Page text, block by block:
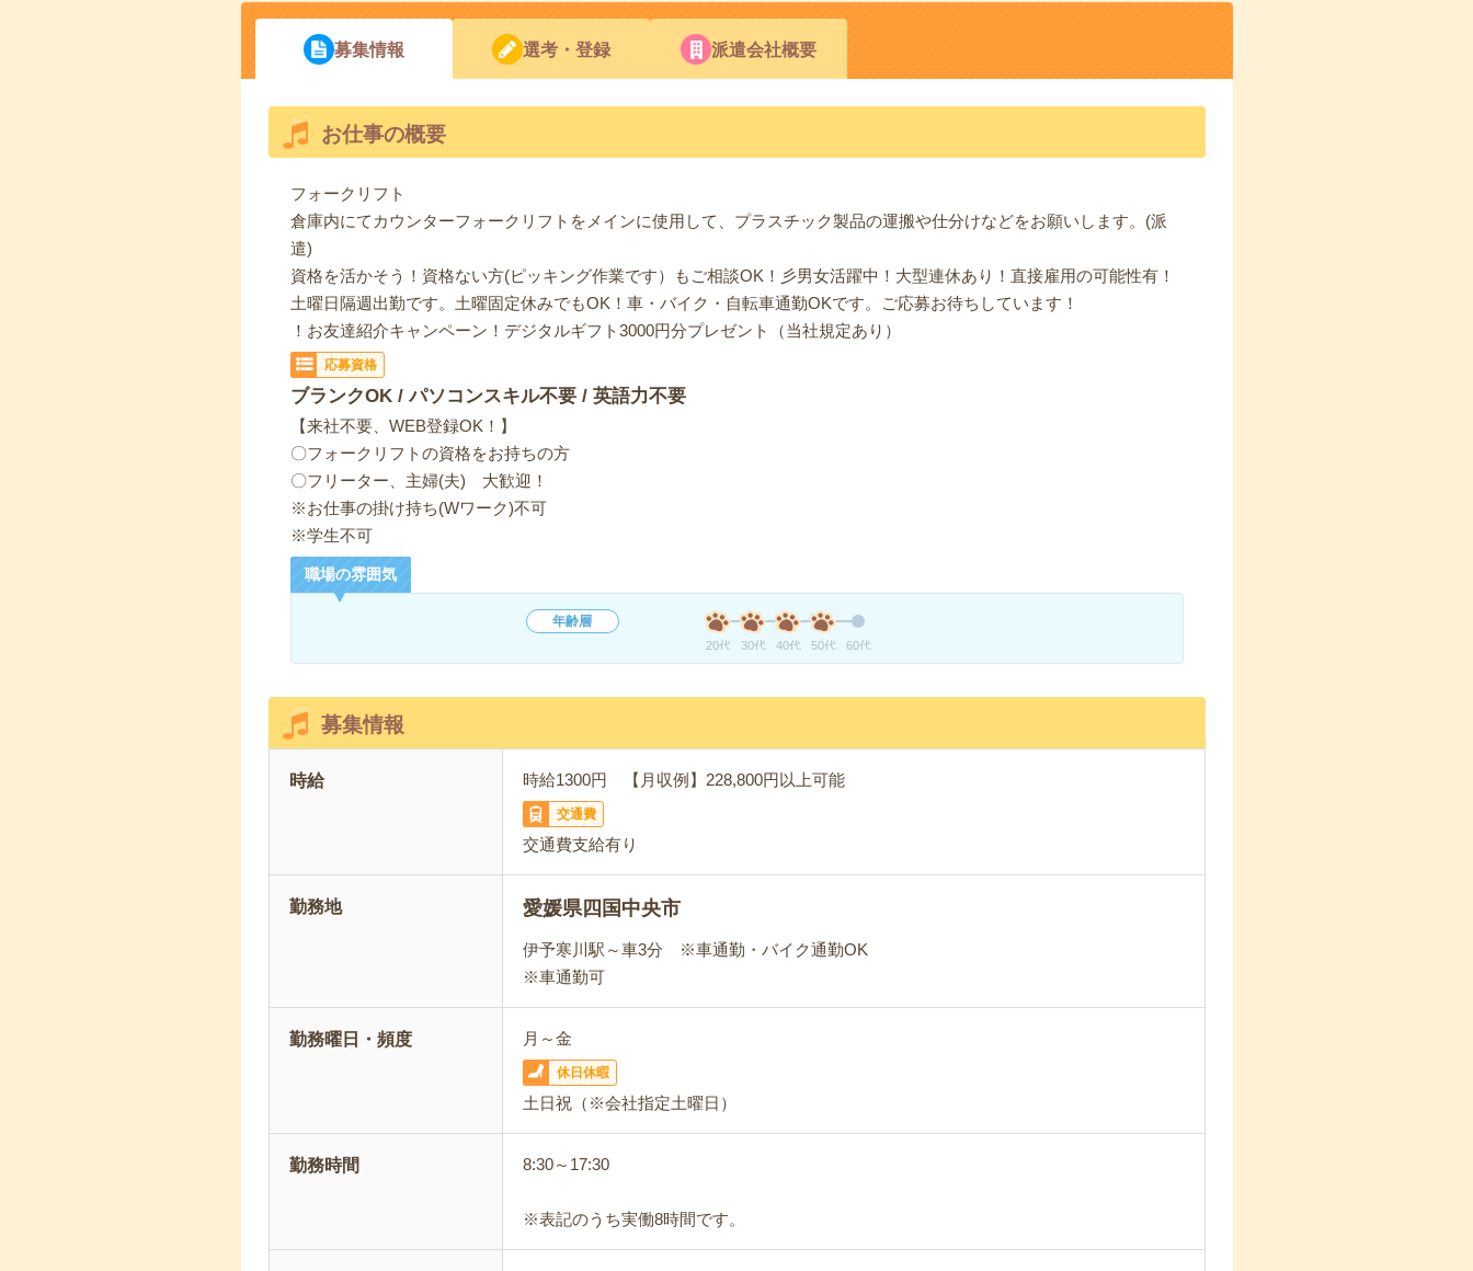
募集情報 選考・登録 派遣会社概要
お仕事の概要
フォークリフト
倉庫内にてカウンターフォークリフトをメインに使用して、プラスチック製品の運搬や仕分けなどをお願いします。(派
遣)
資格を活かそう！資格ない方(ピッキング作業です）もご相談OK！彡男女活躍中！大型連休あり！直接雇用の可能性有！
土曜日隔週出勤です。土曜固定休みでもOK！車・バイク・自転車通勤OKです。ご応募お待ちしています！
！お友達紹介キャンペーン！デジタルギフト3000円分プレゼント（当社規定あり）
応募資格
ブランクOK / パソコンスキル不要 / 英語力不要
【来社不要、WEB登録OK！】
〇フォークリフトの資格をお持ちの方
〇フリーター、主婦(夫) 大歓迎！
※お仕事の掛け持ち(Wワーク)不可
※学生不可
職場の雰囲気
年齢層
20代 30代 40代 50代 60代
募集情報
時給 時給1300円 【月収例】228,800円以上可能
交通費
交通費支給有り
勤務地 愛媛県四国中央市
伊予寒川駅～車3分 ※車通勤・バイク通勤OK
※車通勤可
勤務曜日・頻度 月～金
休日休暇
土日祝（※会社指定土曜日）
勤務時間 8:30～17:30
※表記のうち実働8時間です。